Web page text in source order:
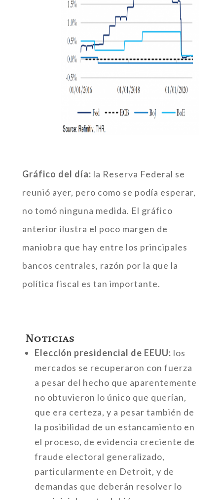
Gráfico del día: la Reserva Federal se
reunió ayer, pero como se podía esperar,
no tomó ninguna medida. El gráfico
anterior ilustra el poco margen de
maniobra que hay entre los principales
bancos centrales, razón por la que la
política fiscal es tan importante.
Noticias
Elección presidencial de EEUU: los
mercados se recuperaron con fuerza
a pesar del hecho que aparentemente
no obtuvieron lo único que querían,
que era certeza, y a pesar también de
la posibilidad de un estancamiento en
el proceso, de evidencia creciente de
fraude electoral generalizado,
particularmente en Detroit, y de
demandas que deberán resolver lo